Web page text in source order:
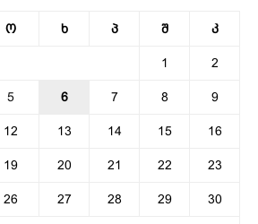
ო ხ პ შ კ
1 2
5 6 7 8 9
12 13 14 15 16
19 20 21 22 23
26 27 28 29 30